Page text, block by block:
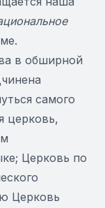
в обширной
самого
церковь,
Церковь по
Церковь